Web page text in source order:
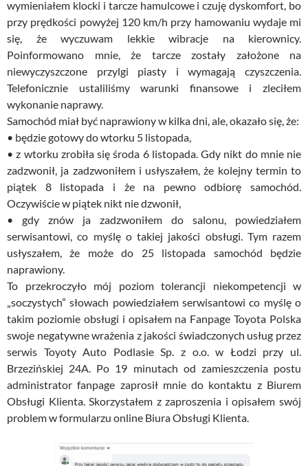
wymieniałem klocki i tarcze hamulcowe i czuję dyskomfort, bo
przy prędkości powyżej 120 km/h przy hamowaniu wydaje mi
się, że wyczuwam lekkie wibracje na kierownicy.
Poinformowano mnie, że tarcze zostały założone na
niewyczyszczone przylgi piasty i wymagają czyszczenia.
Telefonicznie ustaliliśmy warunki finansowe i zleciłem
wykonanie naprawy.
Samochód miał być naprawiony w kilka dni, ale, okazało się, że:
• będzie gotowy do wtorku 5 listopada,
• z wtorku zrobiła się środa 6 listopada. Gdy nikt do mnie nie
zadzwonił, ja zadzwoniłem i usłyszałem, że kolejny termin to
piątek 8 listopada i że na pewno odbiorę samochód.
Oczywiście w piątek nikt nie dzwonił,
• gdy znów ja zadzwoniłem do salonu, powiedziałem
serwisantowi, co myślę o takiej jakości obsługi. Tym razem
usłyszałem, że może do 25 listopada samochód będzie
naprawiony.
To przekroczyło mój poziom tolerancji niekompetencji w
„soczystych” słowach powiedziałem serwisantowi co myślę o
takim poziomie obsługi i opisałem na Fanpage Toyota Polska
swoje negatywne wrażenia z jakości świadczonych usług przez
serwis Toyoty Auto Podlasie Sp. z o.o. w Łodzi przy ul.
Brzezińskiej 24A. Po 19 minutach od zamieszczenia postu
administrator fanpage zaprosił mnie do kontaktu z Biurem
Obsługi Klienta. Skorzystałem z zaproszenia i opisałem swój
problem w formularzu online Biura Obsługi Klienta.